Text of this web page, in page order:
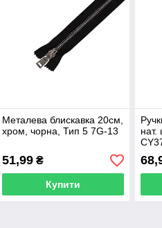
Металева блискавка 20см,
хром, чорна, Тип 5 7G-13
51,99₴
Купити
нат.